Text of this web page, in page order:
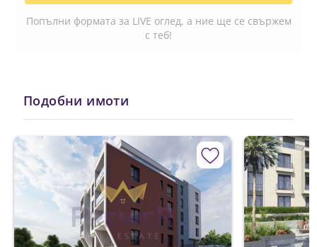
Попълни формата за LIVE оглед, а ние ще се свържем
с теб!
Подобни имоти